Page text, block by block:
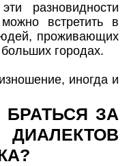
разновидности
встретить в
проживающих
городах.
иногда и
ЗА